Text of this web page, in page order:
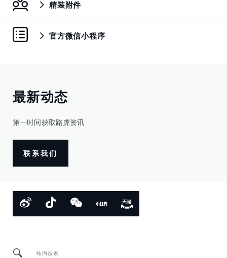
精装附件
官方微信小程序
最新动态
第一时间获取路虎资讯
联系我们
站内搜索